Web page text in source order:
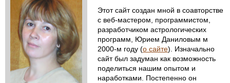
Этот сайт создан мной в соавторстве
с веб-мастером, программистом,
разработчиком астрологических
программ, Юрием Даниловым м
2000-м году (о сайте). Изначально
сайт был задуман как возможность
поделиться нашим опытом и
наработками. Постепенно он